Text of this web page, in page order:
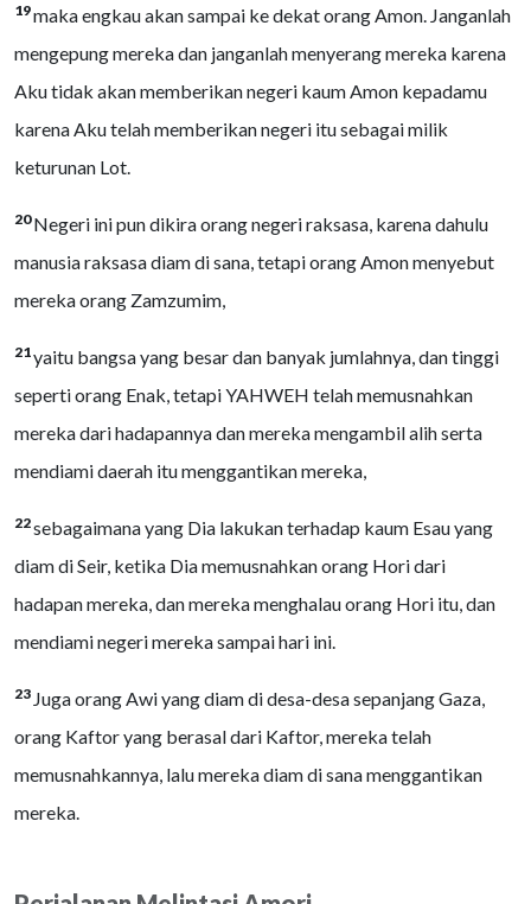
19maka engkau akan sampai ke dekat orang Amon. Janganlah
mengepung mereka dan janganlah menyerang mereka karena
Aku tidak akan memberikan negeri kaum Amon kepadamu
karena Aku telah memberikan negeri itu sebagai milik
keturunan Lot.
20Negeri ini pun dikira orang negeri raksasa, karena dahulu
manusia raksasa diam di sana, tetapi orang Amon menyebut
mereka orang Zamzumim,
21yaitu bangsa yang besar dan banyak jumlahnya, dan tinggi
seperti orang Enak, tetapi YAHWEH telah memusnahkan
mereka dari hadapannya dan mereka mengambil alih serta
mendiami daerah itu menggantikan mereka,
22sebagaimana yang Dia lakukan terhadap kaum Esau yang
diam di Seir, ketika Dia memusnahkan orang Hori dari
hadapan mereka, dan mereka menghalau orang Hori itu, dan
mendiami negeri mereka sampai hari ini.
23 Juga orang Awi yang diam di desa-desa sepanjang Gaza,
orang Kaftor yang berasal dari Kaftor, mereka telah
memusnahkannya, lalu mereka diam di sana menggantikan
mereka.